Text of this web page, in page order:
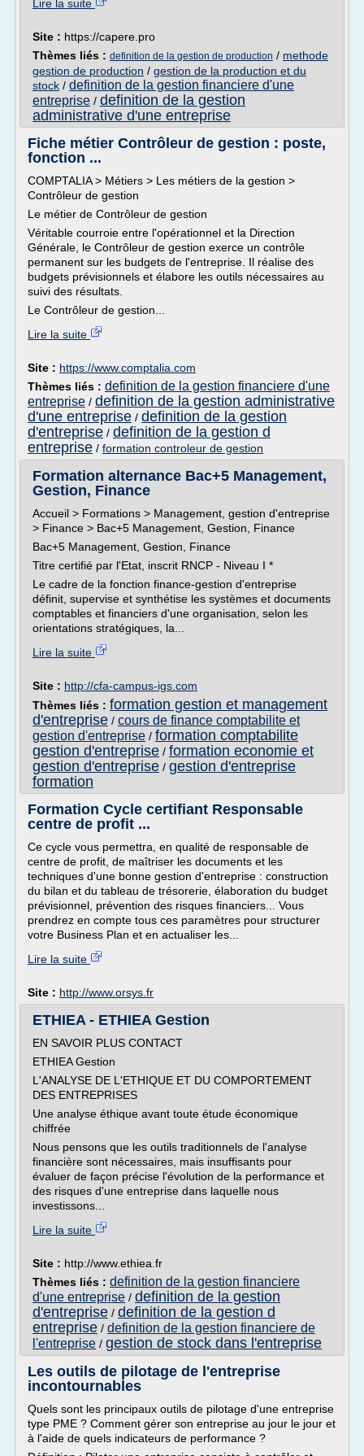
Lire la suite
Site : https://capere.pro
Thèmes liés : definition de la gestion de production / methode
gestion de production / gestion de la production et du
stock / definition de la gestion financiere d'une
entreprise / definition de la gestion
administrative d'une entreprise
Fiche métier Contrôleur de gestion : poste,
fonction ...
COMPTALIA > Métiers > Les métiers de la gestion >
Contrôleur de gestion
Le métier de Contrôleur de gestion
Véritable courroie entre l'opérationnel et la Direction
Générale, le Contrôleur de gestion exerce un contrôle
permanent sur les budgets de l'entreprise. Il réalise des
budgets prévisionnels et élabore les outils nécessaires au
suivi des résultats.
Le Contrôleur de gestion...
Lire la suite
Site : https://www.comptalia.com
Thèmes liés : definition de la gestion financiere d'une
entreprise / definition de la gestion administrative
d'une entreprise / definition de la gestion
d'entreprise / definition de la gestion d
entreprise / formation controleur de gestion
Formation alternance Bac+5 Management,
Gestion, Finance
Accueil > Formations > Management, gestion d'entreprise
> Finance > Bac+5 Management, Gestion, Finance
Bac+5 Management, Gestion, Finance
Titre certifié par l'Etat, inscrit RNCP - Niveau I *
Le cadre de la fonction finance-gestion d'entreprise
définit, supervise et synthétise les systèmes et documents
comptables et financiers d'une organisation, selon les
orientations stratégiques, la...
Lire la suite
Site : http://cfa-campus-igs.com
Thèmes liés : formation gestion et management
d'entreprise / cours de finance comptabilite et
gestion d'entreprise / formation comptabilite
gestion d'entreprise / formation economie et
gestion d'entreprise / gestion d'entreprise
formation
Formation Cycle certifiant Responsable
centre de profit ...
Ce cycle vous permettra, en qualité de responsable de
centre de profit, de maîtriser les documents et les
techniques d'une bonne gestion d'entreprise : construction
du bilan et du tableau de trésorerie, élaboration du budget
prévisionnel, prévention des risques financiers... Vous
prendrez en compte tous ces paramètres pour structurer
votre Business Plan et en actualiser les...
Lire la suite
Site : http://www.orsys.fr
ETHIEA - ETHIEA Gestion
EN SAVOIR PLUS CONTACT
ETHIEA Gestion
L'ANALYSE DE L'ETHIQUE ET DU COMPORTEMENT
DES ENTREPRISES
Une analyse éthique avant toute étude économique
chiffrée
Nous pensons que les outils traditionnels de l'analyse
financière sont nécessaires, mais insuffisants pour
évaluer de façon précise l'évolution de la performance et
des risques d'une entreprise dans laquelle nous
investissons...
Lire la suite
Site : http://www.ethiea.fr
Thèmes liés : definition de la gestion financiere
d'une entreprise / definition de la gestion
d'entreprise / definition de la gestion d
entreprise / definition de la gestion financiere de
l'entreprise / gestion de stock dans l'entreprise
Les outils de pilotage de l'entreprise
incontournables
Quels sont les principaux outils de pilotage d'une entreprise
type PME ? Comment gérer son entreprise au jour le jour et
à l'aide de quels indicateurs de performance ?